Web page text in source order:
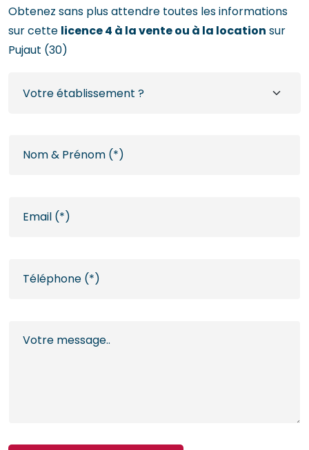
Obtenez sans plus attendre toutes les informations
sur cette licence 4 à la vente ou à la location sur
Pujaut (30)